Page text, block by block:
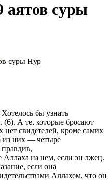
аятов суры
суры Нур
бы узнать
(6). А те, которые бросают
свидетелей, кроме самих
из них — четыре
правдив,
Аллаха на нем, если он лжец.
если она
Аллахом, что он